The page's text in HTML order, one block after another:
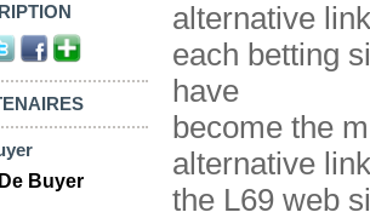
alternative
each betting
have
become the
alternative
the L69 web